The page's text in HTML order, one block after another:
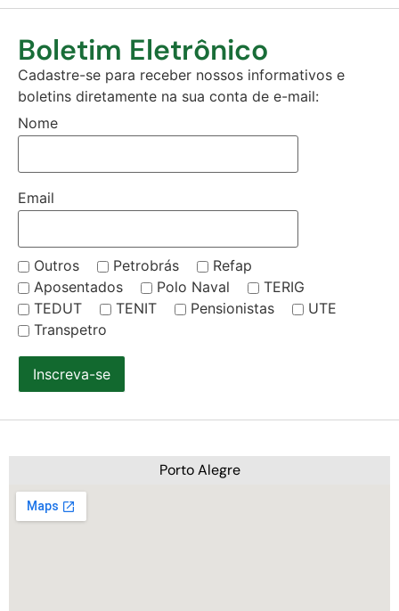
Boletim Eletrônico
Cadastre-se para receber nossos informativos e
boletins diretamente na sua conta de e-mail:
Nome
Email
Outros Petrobrás
Refap
Aposentados
Polo Naval
TERIG
TEDUT
TENIT Pensionistas
UTE
Transpetro
Inscreva-se
Porto Alegre